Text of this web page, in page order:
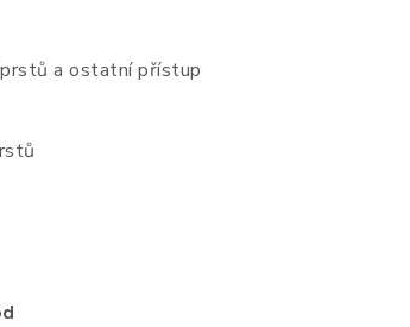
a ostatní přístup